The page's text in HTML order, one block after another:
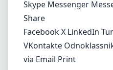
Skype Messenger
Share
FacebookX LinkedIn
VKontakte
via Email Print